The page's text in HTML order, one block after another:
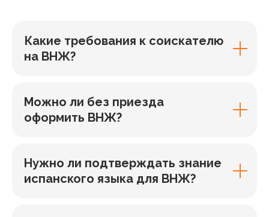
Какие требования к соискателю
на ВНЖ?
Можно ли без приезда
оформить ВНЖ?
Нужно ли подтверждать знание
испанского языка для ВНЖ?